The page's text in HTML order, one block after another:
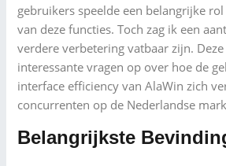
gebruikers speelde een belangrijke
van deze functies. Toch zag ik een
verdere verbetering vatbaar zijn.
interessante vragen op over hoe de
interface efficiency van AlaWin zich
concurrenten op de Nederlandse
Belangrijkste